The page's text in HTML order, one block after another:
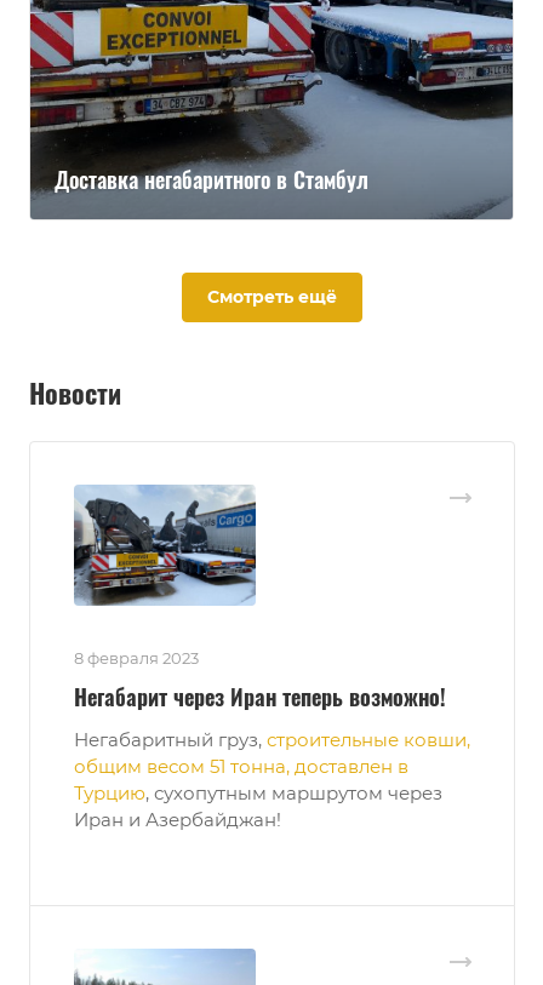
Доставка негабаритного в Стамбул
Смотреть ещё
Новости
8 февраля 2023
Негабарит через Иран теперь возможно!
Негабаритный груз, строительные ковши,
общим весом 51 тонна, доставлен в
Турцию, сухопутным маршрутом через
Иран и Азербайджан!